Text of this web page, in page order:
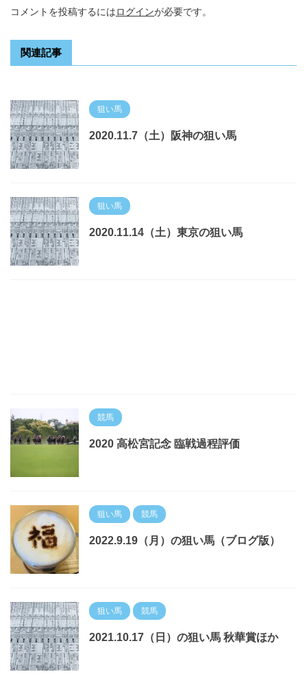
コメントを投稿するにはログインが必要です。
関連記事
狙い馬
2020.11.7（土）阪神の狙い馬
狙い馬
2020.11.14（土）東京の狙い馬
競馬
2020 高松宮記念 臨戦過程評価
狙い馬 競馬
2022.9.19（月）の狙い馬（ブログ版）
狙い馬 競馬
2021.10.17（日）の狙い馬 秋華賞ほか